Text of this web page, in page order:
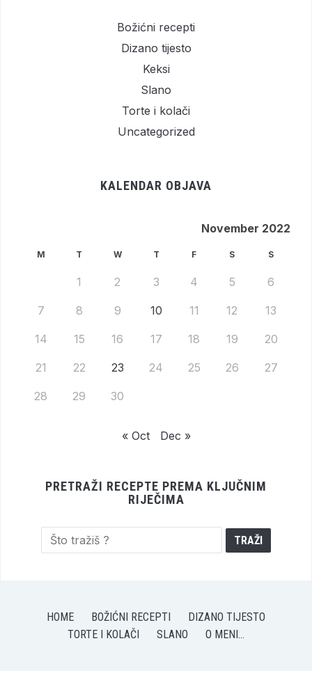
Božićni recepti
Dizano tijesto
Keksi
Slano
Torte i kolači
Uncategorized
KALENDAR OBJAVA
November 2022
M T W T F S S
1 2 3 4 5 6
7 8 9 10 11 12 13
14 15 16 17 18 19 20
21 22 23 24 25 26 27
28 29 30
« Oct Dec »
PRETRAŽI RECEPTE PREMA KLJUČNIM
RIJEČIMA
HOME BOŽIĆNI RECEPTI
DIZANO TIJESTO
TORTE I KOLAČI
SLANO O MENI…